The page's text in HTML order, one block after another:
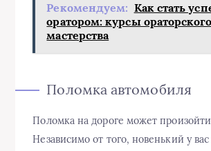
Рекомендуем: Как стать
оратором: курсы ораторского
мастерства
Поломка автомобиля
Поломка на дороге может
Независимо от того, новенький у